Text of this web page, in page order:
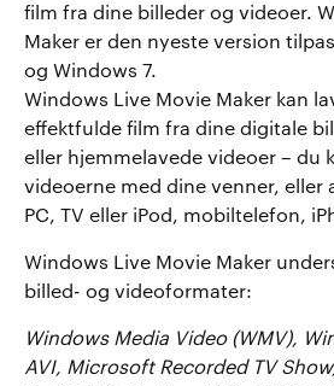
film fra dine billeder og videoer.
Maker er den nyeste version
og Windows 7.
Windows Live Movie Maker kan
effektfulde film fra dine digitale
eller hjemmelavede videoer – du
videoerne med dine venner, eller
PC, TV eller iPod, mobiltelefon,
Windows Live Movie Maker
billed- og videoformater:
Windows Media Video (WMV),
AVI, Microsoft Recorded TV Show,